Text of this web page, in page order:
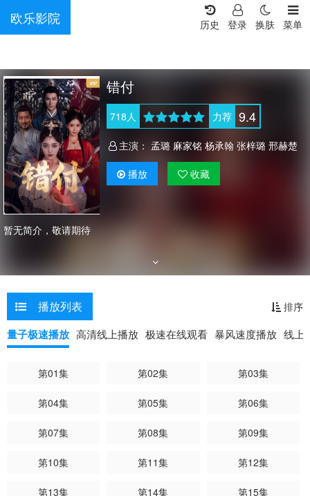
欧乐影院 菜单
换肤
登录
历史
错付
718人 力荐 9.4
主演： 孟璐 麻家铭 杨承翰 张梓璐 邢赫楚
播放 收藏
暂无简介，敬请期待
播放列表 排序
量子极速播放 高清线上播放 极速在线观看 暴风速度播放 线上
第01集 第02集 第03集
第04集 第05集 第06集
第07集 第08集 第09集
第10集 第11集 第12集
第13集 第14集 第15集